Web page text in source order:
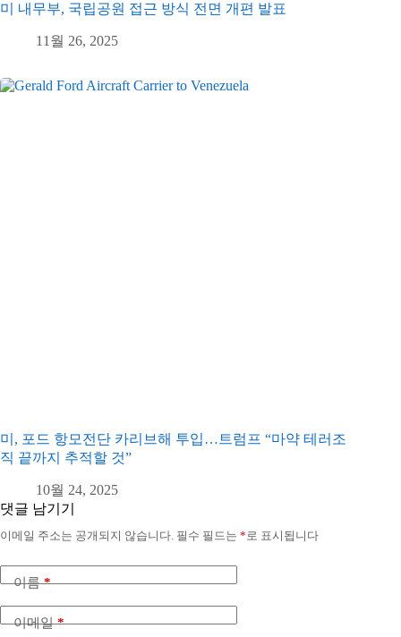
미 내무부, 국립공원 접근 방식 전면 개편 발표
11월 26, 2025
미, 포드 항모전단 카리브해 투입…트럼프 “마약 테러조
직 끝까지 추적할 것”
10월 24, 2025
댓글 남기기
이메일 주소는 공개되지 않습니다. 필수 필드는 * 로 표시됩니다
이름*
이메일*